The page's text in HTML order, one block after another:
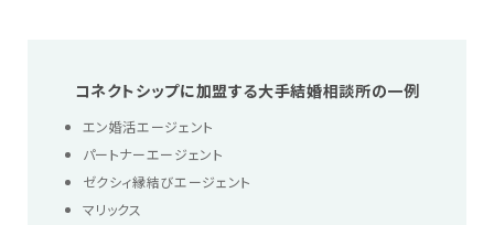
コネクトシップに加盟する大手結婚相談所の一例
エン婚活エージェント
パートナーエージェント
ゼクシィ縁結びエージェント
マリックス